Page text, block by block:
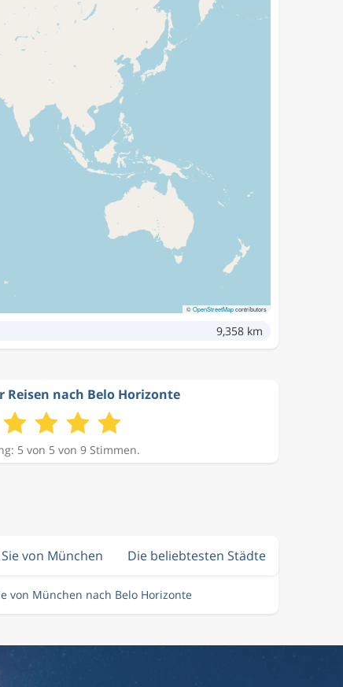
©OpenStreetMapcontributors
9,358 km
Reisen nach Belo Horizonte
5 von 5 von 9 Stimmen.
von München Die beliebtesten Städte
von München nach Belo Horizonte